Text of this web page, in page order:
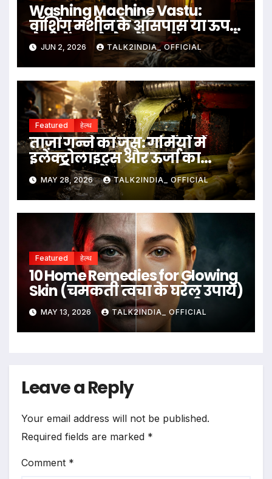
Washing Machine Vastu:
वॉशिंग मशीन के आसपास या ऊपर
ये चीजें रखने से बचें, जानें क्या कहते
हैं वास्तु नियम
JUN 2, 2026 TALK2INDIA_ OFFICIAL
Featured हेल्थ
ताज़ा गन्ने का जूस: गर्मियों में
इलेक्ट्रोलाइट्स और ऊर्जा का
प्राकृतिक स्रोत
MAY 28, 2026 TALK2INDIA_ OFFICIAL
Featured हेल्थ
10 Home Remedies for Glowing
Skin (चमकती त्वचा के घरेलू उपाय)
MAY 13, 2026 TALK2INDIA_ OFFICIAL
Leave a Reply
Your email address will not be published.
Required fields are marked *
Comment *